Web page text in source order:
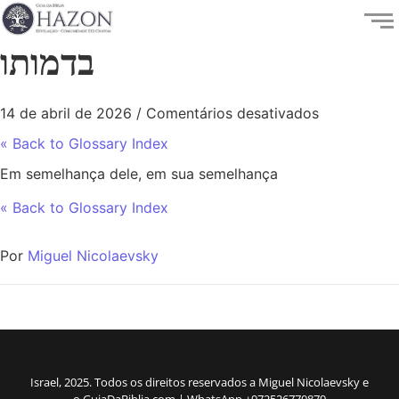
בדמותו
14 de abril de 2026 / Comentários desativados
« Back to Glossary Index
Em semelhança dele, em sua semelhança
« Back to Glossary Index
Por Miguel Nicolaevsky
Israel, 2025. Todos os direitos reservados a Miguel Nicolaevsky e